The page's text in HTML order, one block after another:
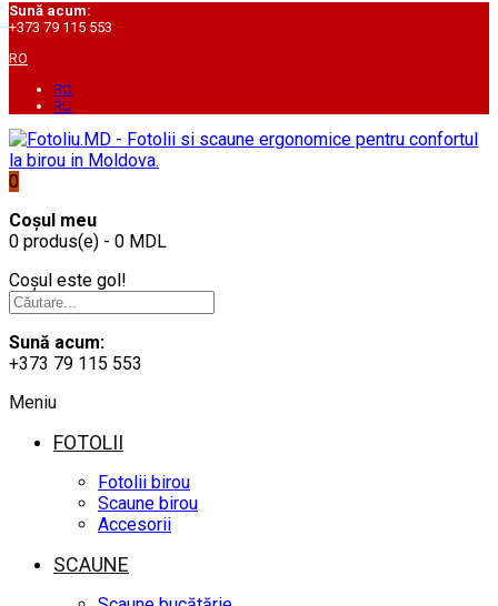
Sună acum:
+373 79 115 553
RO
RO
RU
0
Coșul meu
0 produs(e) - 0 MDL
Coșul este gol!
Sună acum:
+373 79 115 553
Meniu
FOTOLII
Fotolii birou
Scaune birou
Accesorii
SCAUNE